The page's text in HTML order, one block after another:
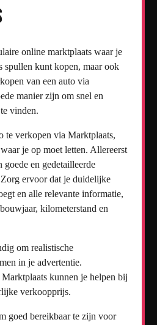
online marktplaats waar je
spullen kunt kopen, maar ook
van een auto via
manier zijn om snel en
vinden.
te verkopen via Marktplaats,
je op moet letten. Allereerst
en gedetailleerde
ervoor dat je duidelijke
en alle relevante informatie,
kilometerstand en
om realistische
in je advertentie.
kunnen je helpen bij
verkoopprijs.
goed bereikbaar te zijn voor